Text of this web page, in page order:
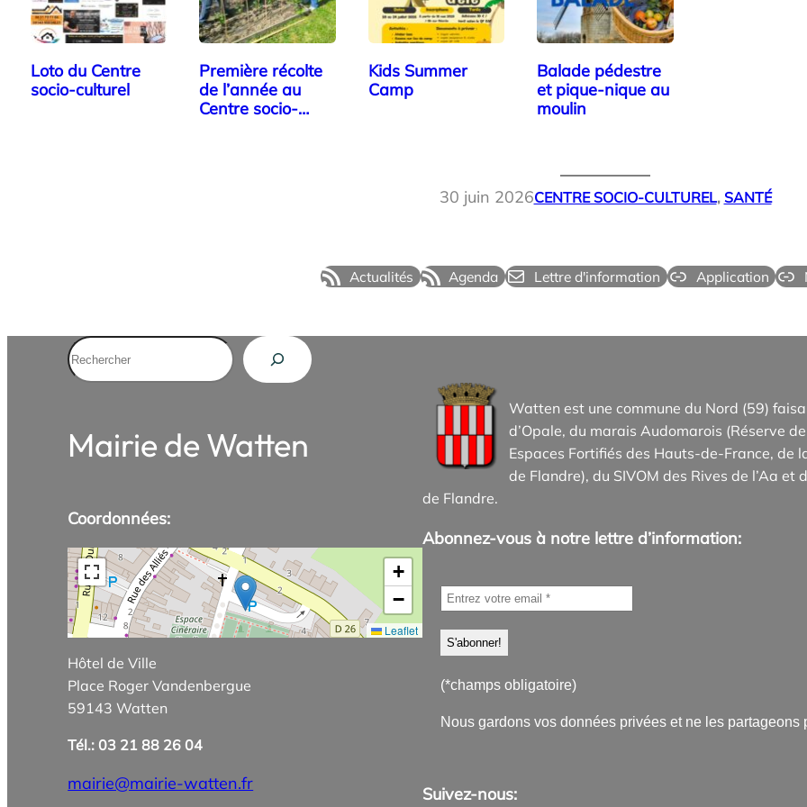
Loto du Centre
socio-culturel
Première récolte
de l’année au
Centre socio-
Kids Summer
Camp
Balade pédestre
et pique-nique au
moulin
30 juin 2026CENTRE SOCIO-CULTUREL, SANTÉ
Actualités Agenda Lettre d'information Application
Rechercher
Mairie de Watten
Coordonnées:
+
−
Leaflet
Hôtel de Ville
Place Roger Vandenbergue
59143 Watten
Tél.: 03 21 88 26 04
mairie@mairie-watten.fr
Watten est une commune du Nord (59)
d’Opale, du marais Audomarois (Réserve
Espaces Fortifiés des Hauts-de-France, de
de Flandre), du SIVOM des Rives de l’Aa et
de Flandre.
Abonnez-vous à notre lettre d’information:
(*champs obligatoire)
Nous gardons vos données privées et ne les partageons
Suivez-nous: